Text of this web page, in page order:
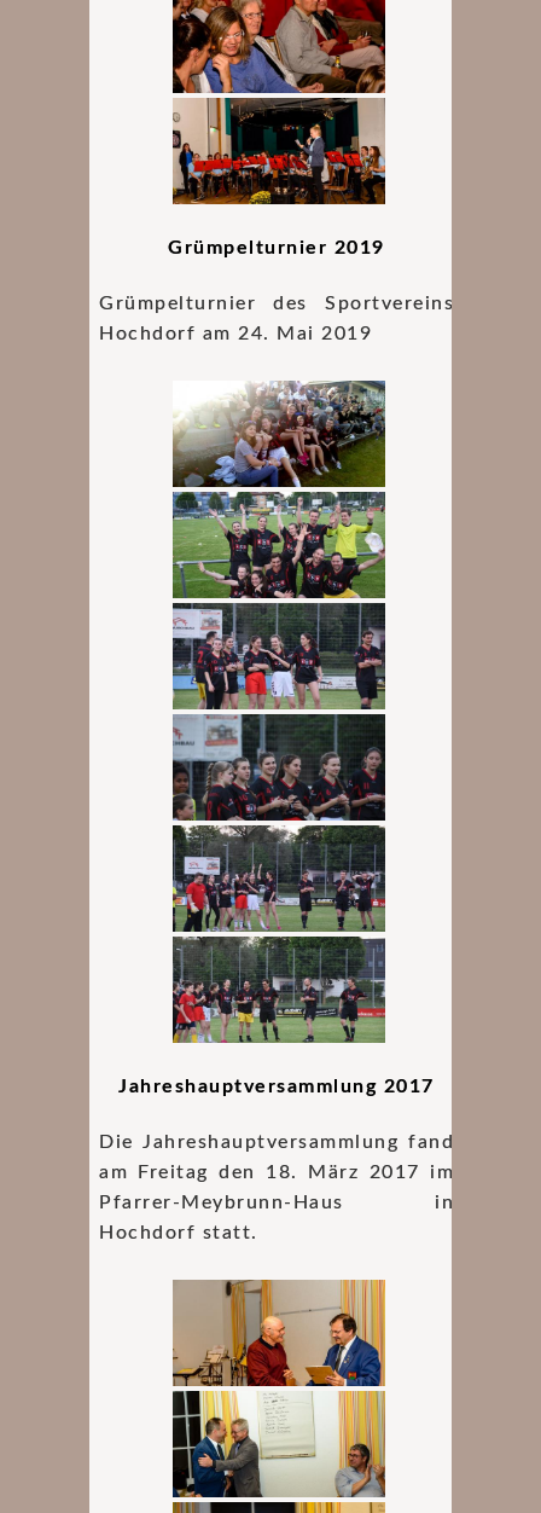
Grümpelturnier 2019
Grümpelturnier des Sportvereins
Hochdorf am 24. Mai 2019
Jahreshauptversammlung 2017
Die Jahreshauptversammlung fand
am Freitag den 18. März 2017 im
Pfarrer-Meybrunn-Haus in
Hochdorf statt.